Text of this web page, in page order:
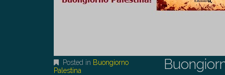
Posted in Buongiorno
Palestina